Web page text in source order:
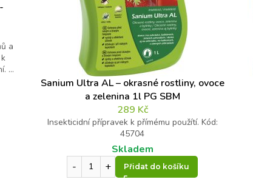
a
...
Sanium Ultra AL – okrasné rostliny, ovoce
a zelenina 1l PG SBM
289 Kč
Insekticidní přípravek k přímému použítí. Kód:
45704
Skladem
Přidat do košíku